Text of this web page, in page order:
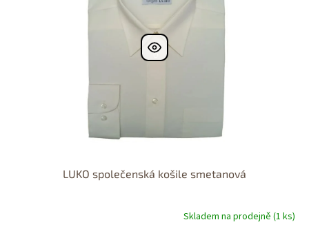
LUKO společenská košile smetanová
Skladem na prodejně (1 ks)